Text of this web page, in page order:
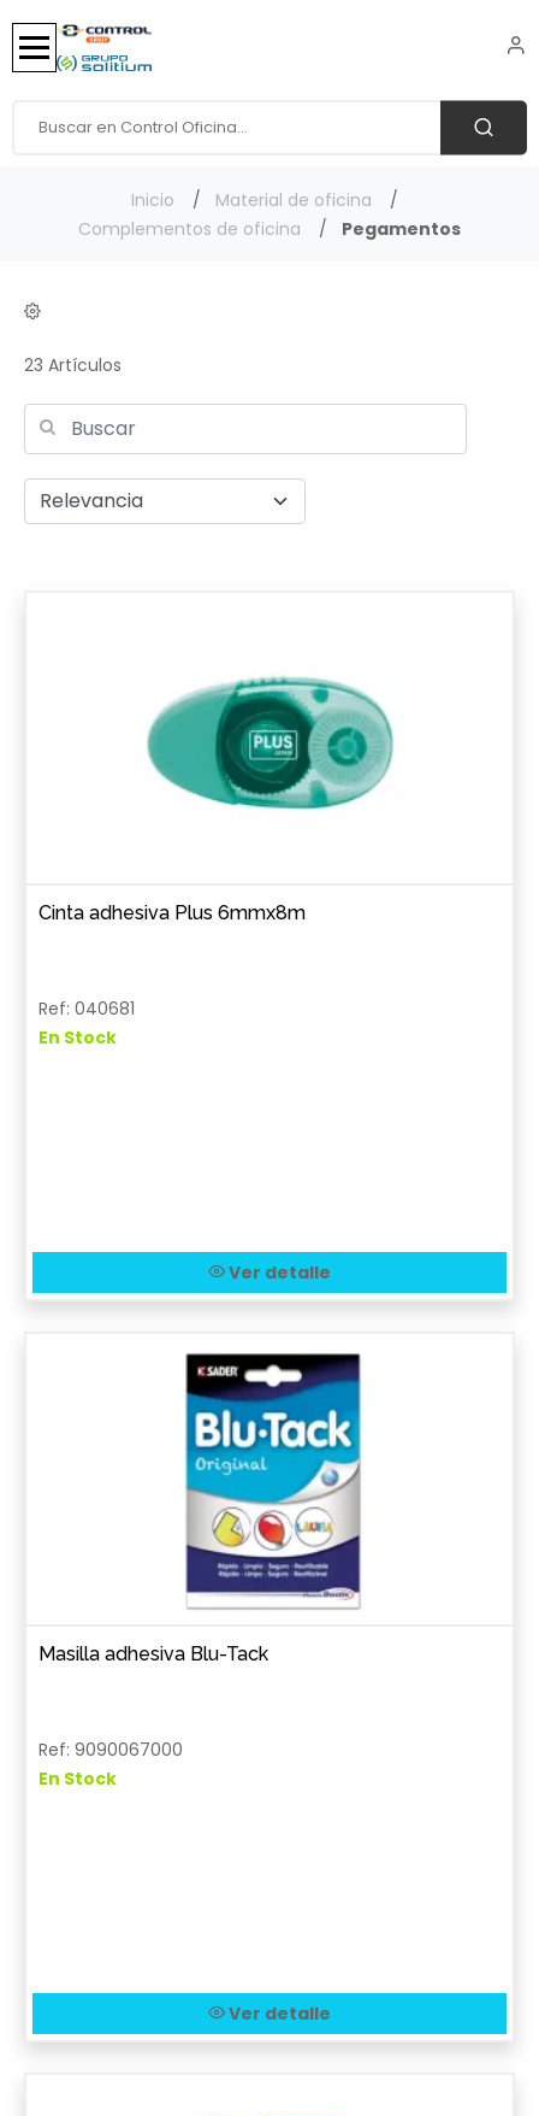
Inicio
Material de oficina
Complementos de oficina
Pegamentos
23 Artículos
Cinta adhesiva Plus 6mmx8m
Ref: 040681
En Stock
Ver detalle
Masilla adhesiva Blu-Tack
Ref: 9090067000
En Stock
Ver detalle